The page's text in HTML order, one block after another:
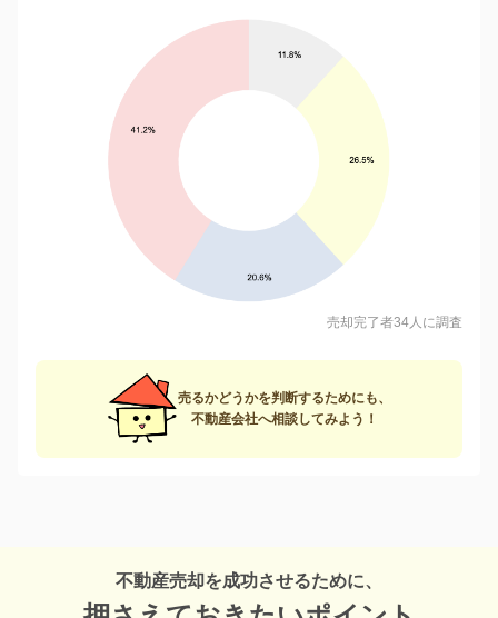
売却完了者34人に調査
売るかどうかを判断するためにも、
不動産会社へ相談してみよう！
不動産売却を成功させるために、